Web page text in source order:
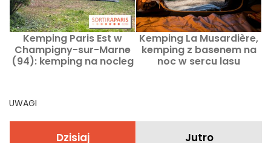
Kemping Paris Est w
Champigny-sur-Marne
(94): kemping na nocleg
Kemping La Musardière,
kemping z basenem na
noc w sercu lasu
UWAGI
Dzisiaj Jutro